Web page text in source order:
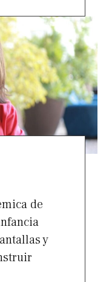
de
y